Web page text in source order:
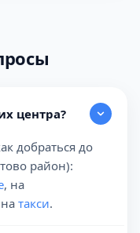
центра?
добраться до
район):
, на
такси.